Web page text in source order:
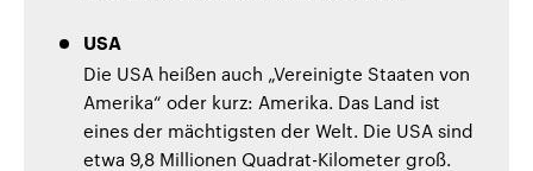
USA
Die USA heißen auch „Vereinigte Staaten von
Amerika“ oder kurz: Amerika. Das Land ist
eines der mächtigsten der Welt. Die USA sind
etwa 9,8 Millionen Quadrat-Kilometer groß.